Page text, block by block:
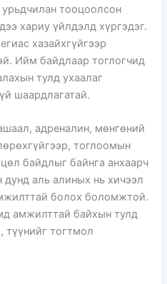
тооцоолсон
хариу үйлдэлд хүргэдэг.
хазайхгүйгээр
Ийм байдлаар тоглогчид
тулд ухаалаг
шаардлагатай.
адреналин, мөнгөний
тоглоомын
байдлыг байнга анхаарч
дунд аль алиных нь хичээл
болох боломжтой.
амжилттай байхын тулд
түүнийг тогтмол